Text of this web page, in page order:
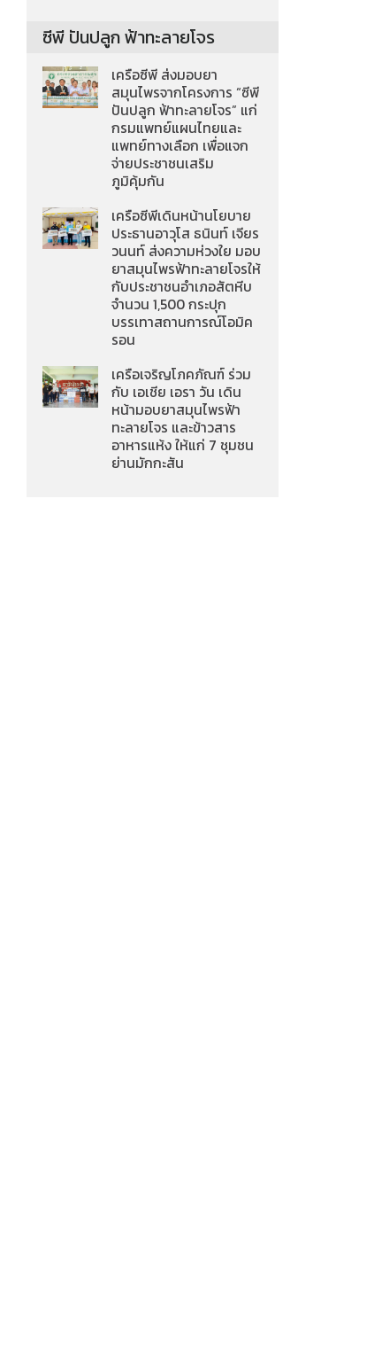
ซีพี ปันปลูก ฟ้าทะลายโจร
เครือซีพี ส่งมอบยา
สมุนไพรจากโครงการ “ซีพี
ปันปลูก ฟ้าทะลายโจร” แก่
กรมแพทย์แผนไทยและ
แพทย์ทางเลือก เพื่อแจก
จ่ายประชาชนเสริม
ภูมิคุ้มกัน
เครือซีพีเดินหน้านโยบาย
ประธานอาวุโส ธนินท์ เจียร
วนนท์ ส่งความห่วงใย มอบ
ยาสมุนไพรฟ้าทะลายโจรให้
กับประชาชนอำเภอสัตหีบ
จำนวน 1,500 กระปุก
บรรเทาสถานการณ์โอมิค
รอน
เครือเจริญโภคภัณฑ์ ร่วม
กับ เอเชีย เอรา วัน เดิน
หน้ามอบยาสมุนไพรฟ้า
ทะลายโจร และข้าวสาร
อาหารแห้ง ให้แก่ 7 ชุมชน
ย่านมักกะสัน